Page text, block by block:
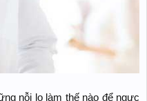
nỗi lo làm thế nào để ngực